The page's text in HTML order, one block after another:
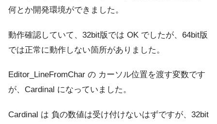
何とか開発環境ができました。
動作確認していて、32bit版では OK でしたが、64bit版
では正常に動作しない箇所がありました。
Editor_LineFromChar の カーソル位置を渡す変数です
が、Cardinal になっていました。
Cardinal は 負の数値は受け付けないはずですが、32bit